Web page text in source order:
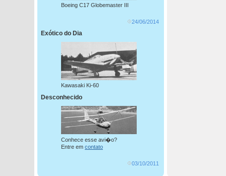
Boeing C17 Globemaster III
24/06/2014
Exótico do Dia
Kawasaki Ki-60
Desconhecido
Conhece esse avi�o?
Entre em contato
03/10/2011